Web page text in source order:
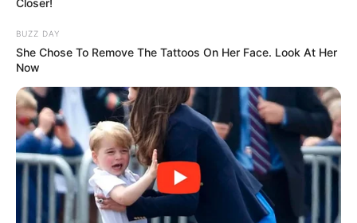
BUZZ DAY
She Chose To Remove The Tattoos On Her Face. Look At Her
Now